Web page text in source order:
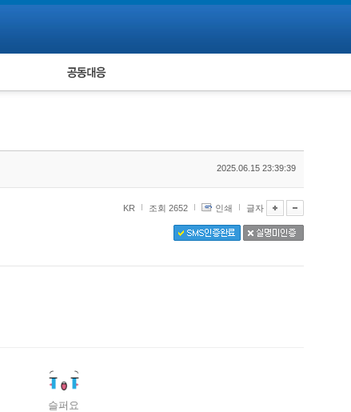
피해자 공동대응
2025.06.15 23:39:39
KR 조회 2652 인쇄 글자
슬퍼요